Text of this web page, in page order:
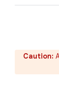
Caution: